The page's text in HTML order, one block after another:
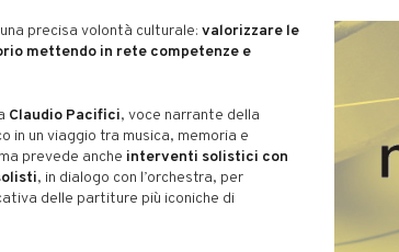
precisa volontà culturale: valorizzare le
mettendo in rete competenze e
Claudio Pacifici, voce narrante della
in un viaggio tra musica, memoria e
prevede anche interventi solistici con
, in dialogo con l’orchestra, per
delle partiture più iconiche di